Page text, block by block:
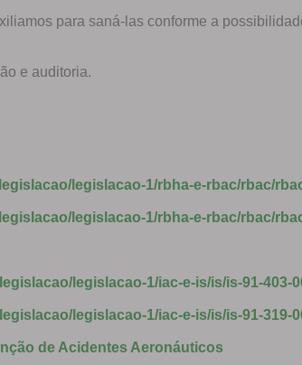
para saná-las conforme a
e auditoria.
legislacao-1/rbha-e-rbac/rbac/
legislacao-1/rbha-e-rbac/rbac/
legislacao-1/iac-e-is/is/is-91-
legislacao-1/iac-e-is/is/is-91-
de Acidentes Aeronáuticos